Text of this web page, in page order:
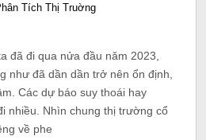
Tích Thị Truờng
đã đi qua nửa đầu năm 2023,
như đã dần dần trở nên ổn định,
Các dự báo suy thoái hay
nhiều. Nhìn chung thị trường cổ
về phe